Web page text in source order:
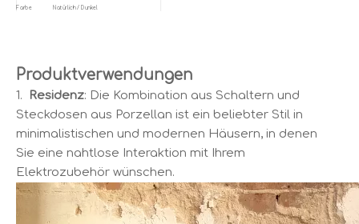
Farbe Natürlich / Dunkel
Produktverwendungen
1. Residenz: Die Kombination aus Schaltern und
Steckdosen aus Porzellan ist ein beliebter Stil in
minimalistischen und modernen Häusern, in denen
Sie eine nahtlose Interaktion mit Ihrem
Elektrozubehör wünschen.